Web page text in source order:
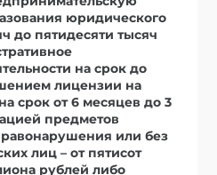
юридического
до пятидесяти тысяч
на срок до
лицензии на
срок от 6 месяцев до 3
предметов
или без
лиц – от пятисот
рублей либо